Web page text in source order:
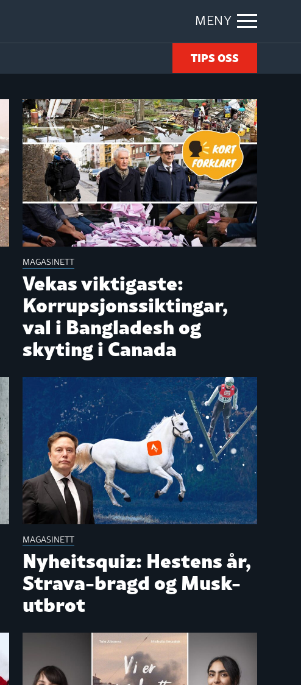
MENY
TIPS OSS
MAGASINETT
Vekas viktigaste:
Korrupsjonssiktingar,
val i Bangladesh og
skyting i Canada
MAGASINETT
Nyheitsquiz: Hestens år,
Strava-bragd og Musk-
utbrot